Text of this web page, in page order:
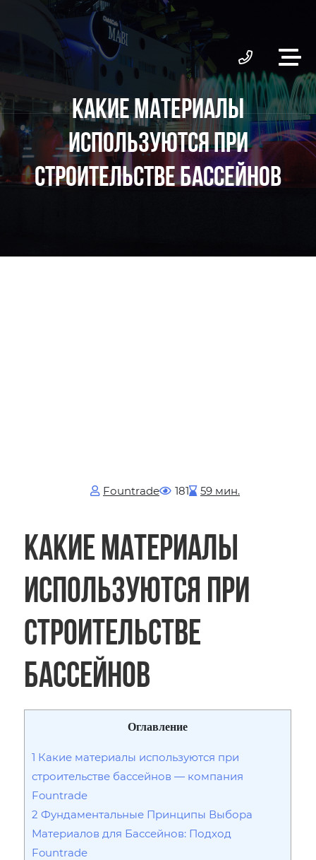
КАКИЕ МАТЕРИАЛЫ
ИСПОЛЬЗУЮТСЯ ПРИ
СТРОИТЕЛЬСТВЕ БАССЕЙНОВ
Fоuntrade 181 59 мин.
Какие материалы
используются при
строительстве
бассейнов
Оглавление
1 Какие материалы используются при
строительстве бассейнов — компания
Fountrade
2 Фундаментальные Принципы Выбора
Материалов для Бассейнов: Подход
Fountrade